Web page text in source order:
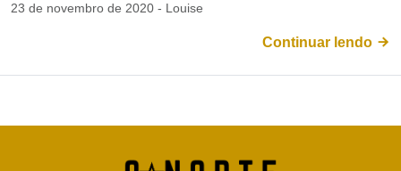
23 de novembro de 2020 - Louise
Continuar lendo